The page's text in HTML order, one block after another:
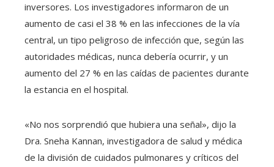
inversores. Los investigadores informaron de un
aumento de casi el 38 % en las infecciones de la vía
central, un tipo peligroso de infección que, según las
autoridades médicas, nunca debería ocurrir, y un
aumento del 27 % en las caídas de pacientes durante
la estancia en el hospital.
«No nos sorprendió que hubiera una señal», dijo la
Dra. Sneha Kannan, investigadora de salud y médica
de la división de cuidados pulmonares y críticos del